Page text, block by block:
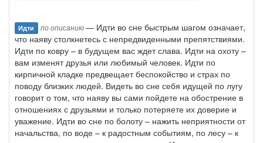
Идти по описанию— Идти во сне быстрым шагом означает,
что наяву столкнетесь с непредвиденными препятствиями.
Идти по ковру – в будущем вас ждет слава. Идти на охоту –
вам изменят друзья или любимый человек. Идти по
кирпичной кладке предвещает беспокойство и страх по
поводу близких людей. Видеть во сне себя идущей по лугу
говорит о том, что наяву вы сами пойдете на обострение в
отношениях с друзьями и только потеряете их доверие и
уважение. Идти во сне по болоту – нажить неприятности от
начальства, по воде – к радостным событиям, по лесу – к